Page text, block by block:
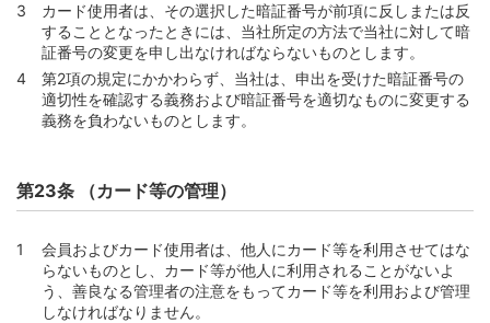
カード使用者は、その選択した暗証番号が前項に反しまたは反
することとなったときには、当社所定の方法で当社に対して暗
証番号の変更を申し出なければならないものとします。
第2項の規定にかかわらず、当社は、申出を受けた暗証番号の
適切性を確認する義務および暗証番号を適切なものに変更する
義務を負わないものとします。
第23条 （カード等の管理）
会員およびカード使用者は、他人にカード等を利用させてはな
らないものとし、カード等が他人に利用されることがないよ
う、善良なる管理者の注意をもってカード等を利用および管理
しなければなりません。